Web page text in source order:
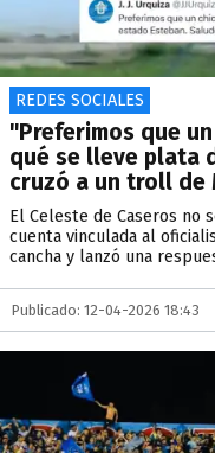
REDES SOCIALES
"Preferimos que
qué se lleve plata
cruzó a un troll de
El Celeste de Caseros no
cuenta vinculada al
cancha y lanzó una
Publicado: 12-04-2026 18:43